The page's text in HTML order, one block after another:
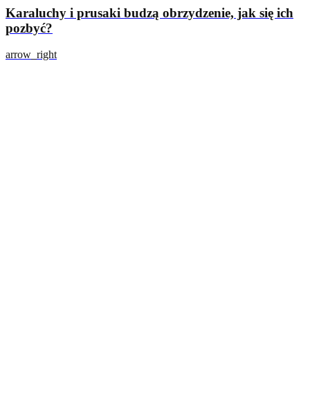
Karaluchy i prusaki budzą obrzydzenie, jak się ich
pozbyć?
arrow_right